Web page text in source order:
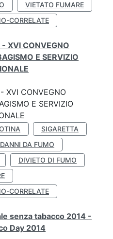
VIETATO FUMARE
CORRELATE
XVI CONVEGNO
E SERVIZIO
XVI CONVEGNO
E SERVIZIO
SIGARETTA
DANNI DA FUMO
DIVIETO DI FUMO
CORRELATE
senza tabacco 2014 -
Day 2014